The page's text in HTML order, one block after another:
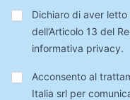
Privacy*
Dichiaro di aver
dell’Articolo 13 del
informativa privacy.
Trattamento
Dati
Acconsento al
Italia srl per